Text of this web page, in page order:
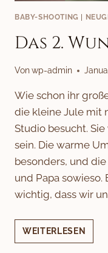
BABY-SHOOTING |
Das 2.
Vonwp-admin
Wie schon ihr
die kleine Jule mit
Studio besucht.
sein. Die warme
besonders, und
und Papa sowieso.
wichtig, dass wir
WEITERLESEN
2.